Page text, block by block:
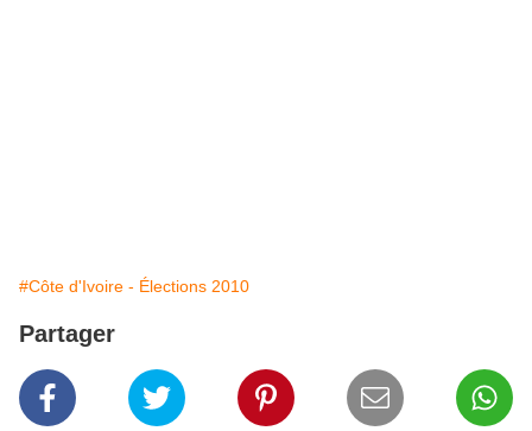
#Côte d'Ivoire - Élections 2010
Partager